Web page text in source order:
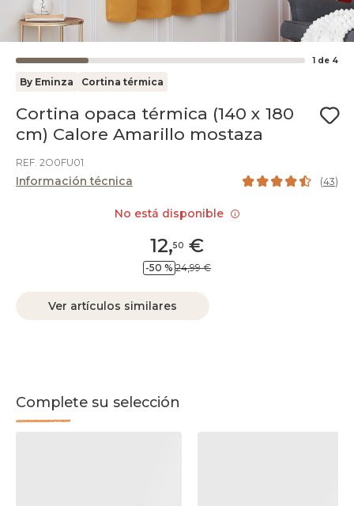
1 de 4
By Eminza Cortina térmica
Cortina opaca térmica (140 x 180
cm) Calore Amarillo mostaza
REF. 2O0FU01
Información técnica (43)
12,50 €
-50 % 24,99 €
Ver artículos similares
Complete su selección